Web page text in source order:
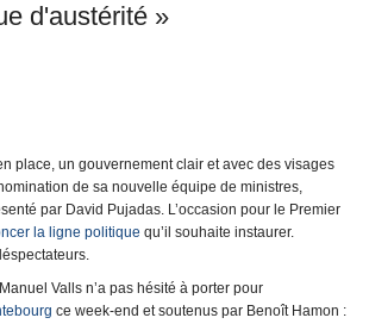
d'austérité »
place, un gouvernement clair et avec des visages
de sa nouvelle équipe de ministres,
par David Pujadas. L’occasion pour le Premier
la ligne politique qu’il souhaite instaurer.
Valls n’a pas hésité à porter pour
ce week-end et soutenus par Benoît Hamon :